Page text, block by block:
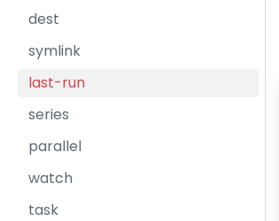
dest
symlink
last-run
series
parallel
watch
task